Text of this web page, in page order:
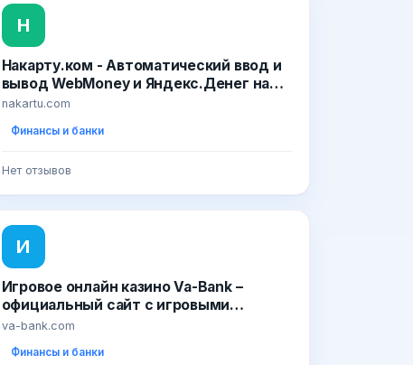
Н
Накарту.ком - Автоматический ввод и
вывод WebMoney и Яндекс.Денег на
банковские карты
nakartu.com
Финансы и банки
Нет отзывов
И
Игровое онлайн казино Va-Bank –
официальный сайт с игровыми
автоматами
va-bank.com
Финансы и банки